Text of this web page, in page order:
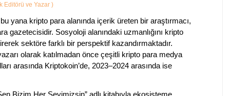
Editörü ve Yazar )
yana kripto para alanında içerik üreten bir araştırmacı,
gazetecisidir. Sosyoloji alanındaki uzmanlığını kripto
sektöre farklı bir perspektif kazandırmaktadır.
olarak katılmadan önce çeşitli kripto para medya
arasında Kriptokoin’de, 2023–2024 arasında ise
Bizim Her Şeyimizsin” adlı kitabıyla ekosisteme